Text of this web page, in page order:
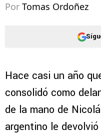
Por Tomas Ordoñez
Hace casi un año
consolidó como
de la mano de
argentino le